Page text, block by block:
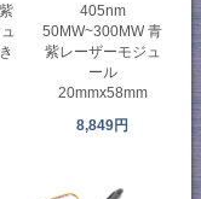
405nm
50MW~300MW 青
紫レーザーモジュ
ール
20mmx58mm
8,849円